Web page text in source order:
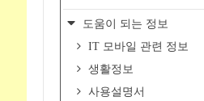
도움이 되는 정보
IT 모바일 관련 정보
생활정보
사용설명서